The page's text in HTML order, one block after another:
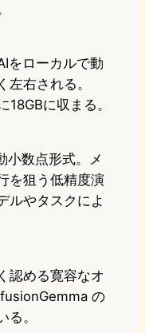
をローカルで動
右される。
に収まる。
小数点形式。メ
を狙う低精度演
ルやタスクによ
認める寛容なオ
の
。